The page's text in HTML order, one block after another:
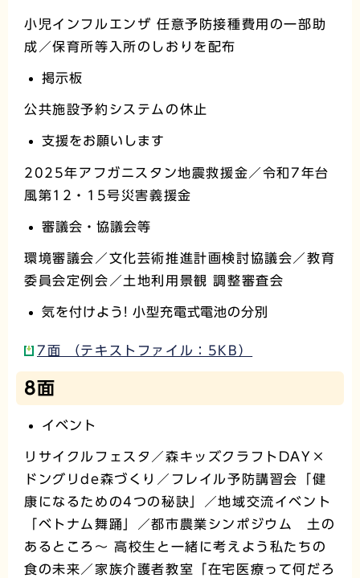
小児インフルエンザ 任意予防接種費用の一部助
成／保育所等入所のしおりを配布
掲示板
公共施設予約システムの休止
支援をお願いします
2025年アフガニスタン地震救援金／令和7年台
風第12・15号災害義援金
審議会・協議会等
環境審議会／文化芸術推進計画検討協議会／教育
委員会定例会／土地利用景観 調整審査会
気を付けよう! 小型充電式電池の分別
7面 （テキストファイル：5KB）
8面
イベント
リサイクルフェスタ／森キッズクラフトDAY×
ドングリde森づくり／フレイル予防講習会「健
康になるための4つの秘訣」／地域交流イベント
「ベトナム舞踊」／都市農業シンポジウム 土の
あるところ～ 高校生と一緒に考えよう私たちの
食の未来／家族介護者教室「在宅医療って何だろ